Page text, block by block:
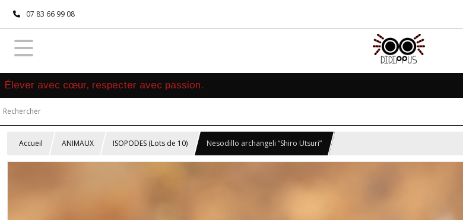
07 83 66 99 08
Élever avec cœur, respecter avec passion.
Accueil ANIMAUX ISOPODES (Lots de 10) Nesodillo archangeli “Shiro Utsuri”